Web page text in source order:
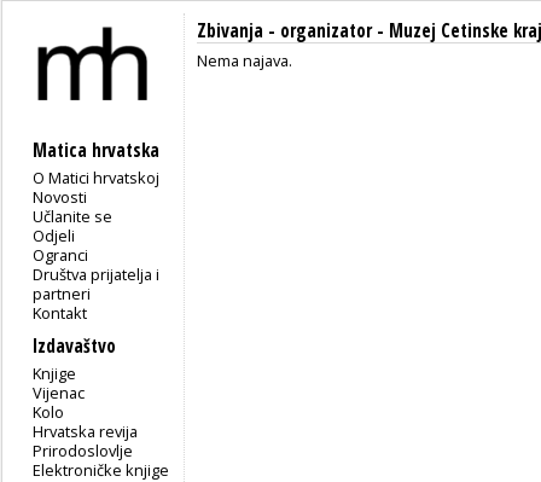
Matica hrvatska
O Matici hrvatskoj
Novosti
Učlanite se
Odjeli
Ogranci
Društva prijatelja i
partneri
Kontakt
Izdavaštvo
Knjige
Vijenac
Kolo
Hrvatska revija
Prirodoslovlje
Elektroničke knjige
Zbivanja - organizator - Muzej Cetinske
Nema najava.